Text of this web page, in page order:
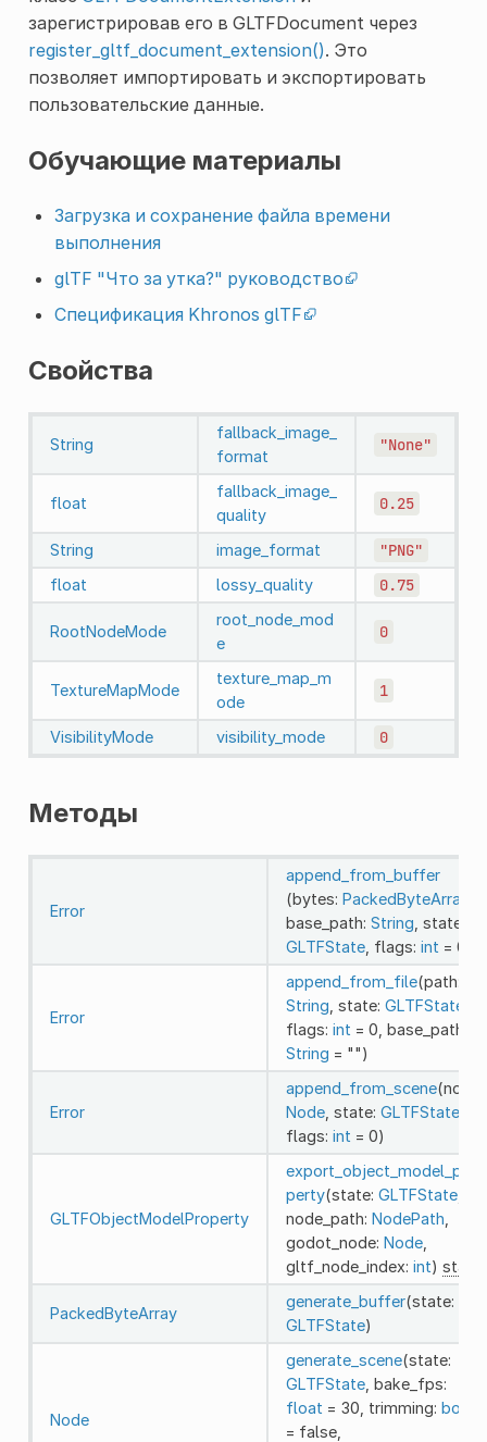
зарегистрировав его в GLTFDocument через
register_gltf_document_extension(). Это
позволяет импортировать и экспортировать
пользовательские данные.
Обучающие материалы
Загрузка и сохранение файла времени
выполнения
glTF "Что за утка?" руководство
Спецификация Khronos glTF
Свойства
String
fallback_image_
format
"None"
float
fallback_image_
quality
0.25
String image_format "PNG"
float lossy_quality 0.75
RootNodeMode
root_node_mod
e
0
TextureMapMode
texture_map_m
ode
1
VisibilityMode visibility_mode 0
Методы
Error
append_from_buffer
(bytes: PackedByteArray
base_path: String , state:
GLTFState, flags: int = 0)
Error
append_from_file(path:
String , state: GLTFState
flags: int = 0, base_path:
String = "")
Error
append_from_scene(node:
Node, state: GLTFState
flags: int = 0)
GLTFObjectModelProperty
export_object_model_pro
perty(state: GLTFState,
node_path: NodePath
godot_node: Node,
gltf_node_index: int) static
PackedByteArray
generate_buffer(state:
GLTFState)
Node
generate_scene(state:
GLTFState, bake_fps:
float = 30, trimming: bool
= false,